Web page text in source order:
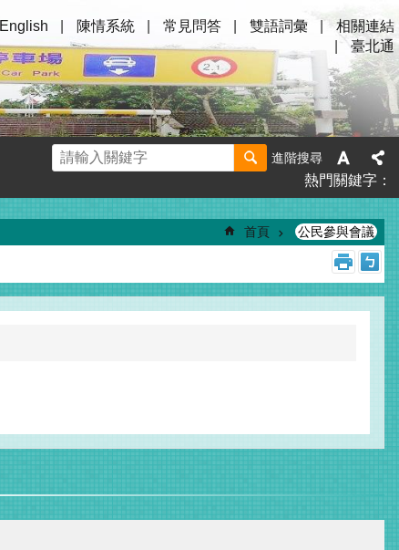
English 陳情系統 常見問答 雙語詞彙
相關連結
臺北通
進階搜尋
熱門關鍵字
首頁 公民參與會議